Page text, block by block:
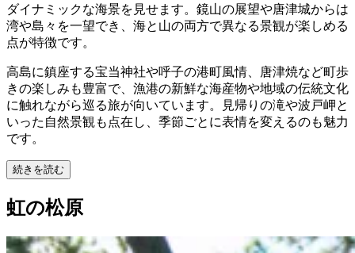
ダイナミックな海景を見せます。鏡山の展望や唐津城からは
湾や島々を一望でき、海と山の両方で異なる景観が楽しめる
点が特徴です。
高島に鎮座する宝当神社や呼子の港町風情、唐津焼など町歩
きの楽しみも豊富で、漁港の新鮮な海産物や地域の伝統文化
に触れながら巡る旅が向いています。見帰りの滝や波戸岬と
いった自然景観も点在し、季節ごとに表情を変えるのも魅力
です。
続きを読む
虹の松原